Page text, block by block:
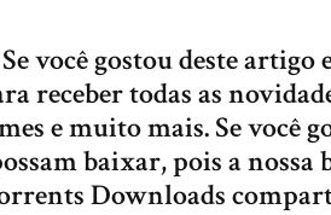
você gostou deste artigo
receber todas as
e muito mais. Se você
baixar, pois a nossa
Downloads